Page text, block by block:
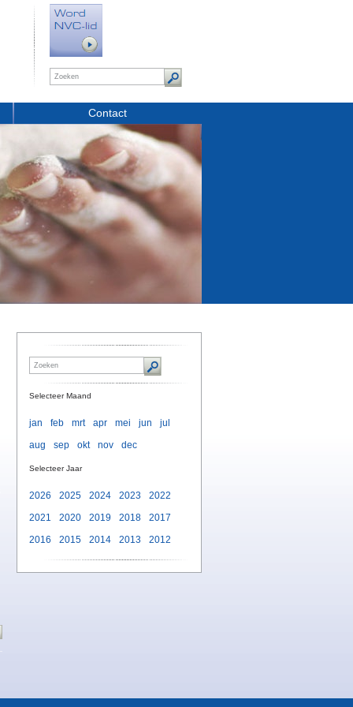
Contact
Selecteer Maand
jan feb mrt apr mei jun
jul
aug
sep okt nov dec
Selecteer Jaar
2026 2025 2024 2023
2022
2021
2020 2019 2018
2017
2016
2015 2014 2013 2012